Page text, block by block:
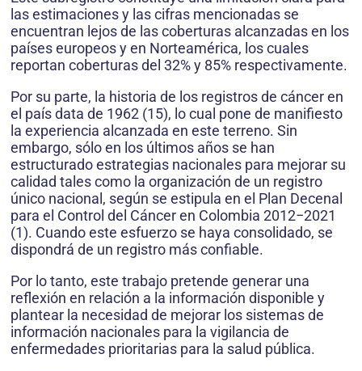
las estimaciones y las cifras mencionadas se
encuentran lejos de las coberturas alcanzadas en los
países europeos y en Norteamérica, los cuales
reportan coberturas del 32% y 85% respectivamente.
Por su parte, la historia de los registros de cáncer en
el país data de 1962 (15), lo cual pone de manifiesto
la experiencia alcanzada en este terreno. Sin
embargo, sólo en los últimos años se han
estructurado estrategias nacionales para mejorar su
calidad tales como la organización de un registro
único nacional, según se estipula en el Plan Decenal
para el Control del Cáncer en Colombia 2012−2021
(1). Cuando este esfuerzo se haya consolidado, se
dispondrá de un registro más confiable.
Por lo tanto, este trabajo pretende generar una
reflexión en relación a la información disponible y
plantear la necesidad de mejorar los sistemas de
información nacionales para la vigilancia de
enfermedades prioritarias para la salud pública.